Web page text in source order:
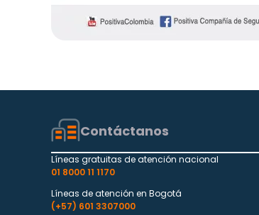
Contáctanos
Líneas gratuitas de atención nacional
01 8000 11 1170
Líneas de atención en Bogotá
(+57) 601 3307000